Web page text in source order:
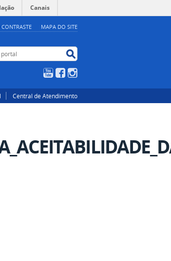
MAPA DO SITE
Canais
YouTubeFacebook
Central de Atendimento